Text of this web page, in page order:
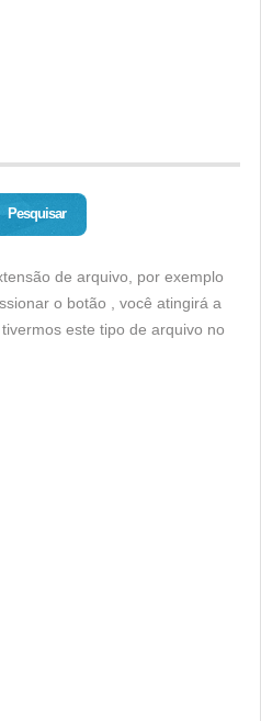
Pesquisar
de arquivo, por exemplo
o botão , você atingirá a
este tipo de arquivo no